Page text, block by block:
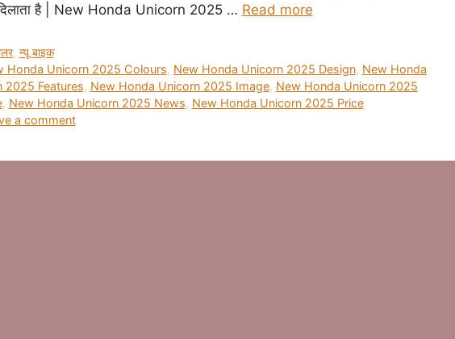
है | New Honda Unicorn 2025 … Read more
, न्यू बाइक
Honda Unicorn 2025 Colours, New Honda Unicorn 2025 Design, New Honda
2025 Features, New Honda Unicorn 2025 Image, New Honda Unicorn 2025
, New Honda Unicorn 2025 News, New Honda Unicorn 2025 Price
a comment